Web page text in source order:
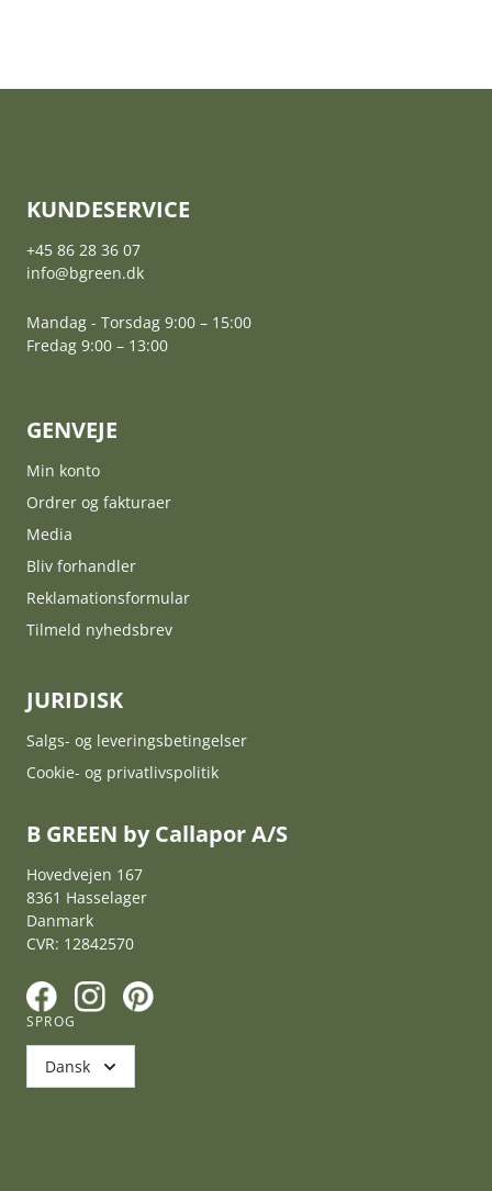
KUNDESERVICE
+45 86 28 36 07
info@bgreen.dk
Mandag - Torsdag 9:00 – 15:00
Fredag 9:00 – 13:00
GENVEJE
Min konto
Ordrer og fakturaer
Media
Bliv forhandler
Reklamationsformular
Tilmeld nyhedsbrev
JURIDISK
Salgs- og leveringsbetingelser
Cookie- og privatlivspolitik
B GREEN by Callapor A/S
Hovedvejen 167
8361 Hasselager
Danmark
CVR: 12842570
F I P
SPROG
Dansk